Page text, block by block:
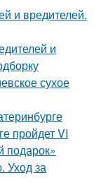
и вредителей.
и
сухое
пройдет VI
подарок»
Уход за